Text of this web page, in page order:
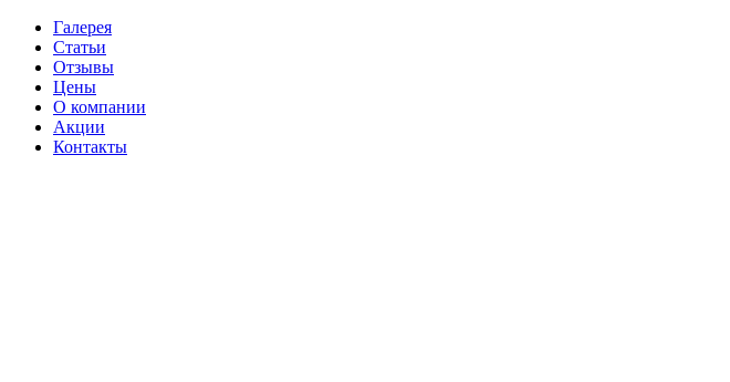
Галерея
Статьи
Отзывы
Цены
О компании
Акции
Контакты